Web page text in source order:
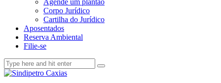
Agende um plantão
Corpo Jurídico
Cartilha do Jurídico
Aposentados
Reserva Ambiental
Filie-se